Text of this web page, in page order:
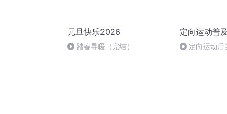
元旦快乐2026
踏春寻暖（完结）
定向运动普
定向运动后